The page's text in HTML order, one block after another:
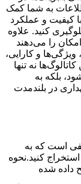
به شما کمک
کیفیت و عملکرد
کنید. علاوه
امکان را می‌دهند
ویژگی‌ها و کارایی،
نه تنها
بلکه به
در بلندمدت
است که به
کنید.نحوه
داده شده